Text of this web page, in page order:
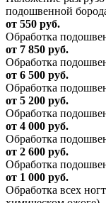
подошвенной
от 550 руб.
Обработка
от 7 850 руб.
Обработка
от 6 500 руб.
Обработка
от 5 200 руб.
Обработка
от 4 000 руб.
Обработка
от 2 600 руб.
Обработка
от 1 000 руб.
Обработка всех